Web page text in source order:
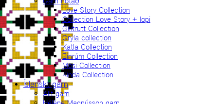
Love Story Collection
Collection Love Story + lopi
Gilitrutt Collection
Grýla collection
Katla Collection
Einrúm Collection
Mosi Collection
Kinda Collection
Íslenskt garn
Allt garn